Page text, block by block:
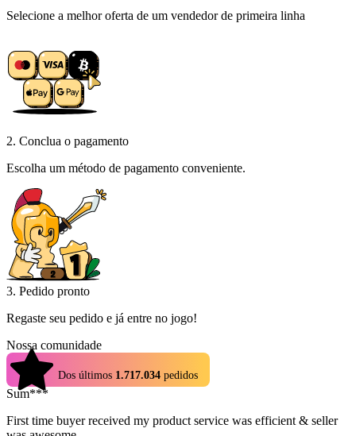
Selecione a melhor oferta de um vendedor de primeira linha
2. Conclua o pagamento
Escolha um método de pagamento conveniente.
3. Pedido pronto
Regaste seu pedido e já entre no jogo!
Nossa comunidade
Dos últimos 1.717.034 pedidos
Sum***
First time buyer received my product service was efficient & seller